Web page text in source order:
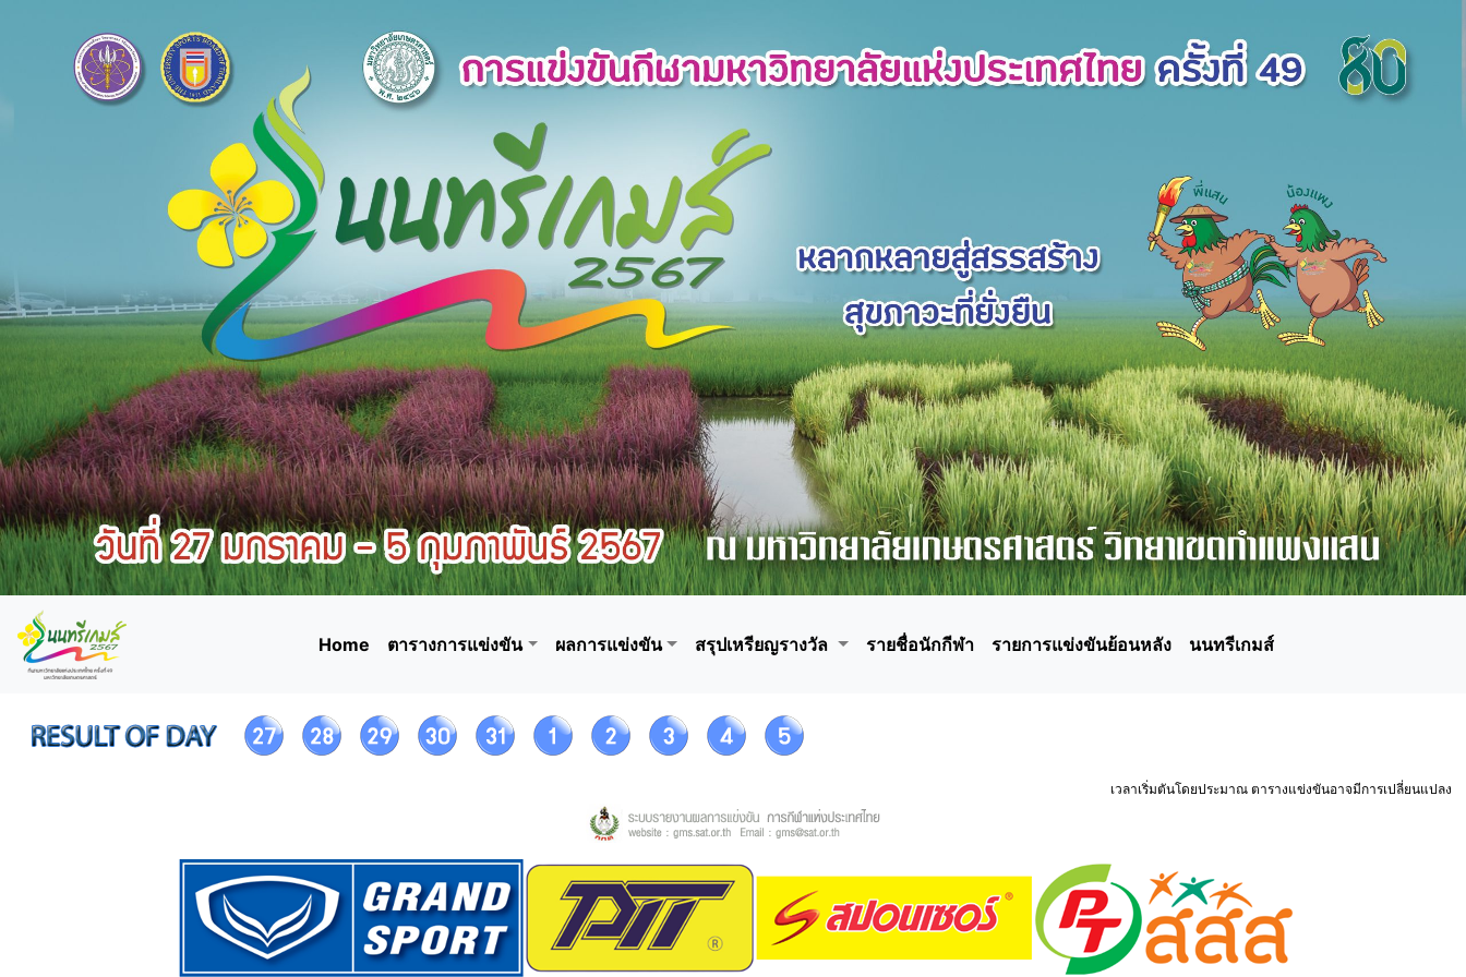
Home ตารางการแข่งขัน ผลการแข่งขัน สรุปเหรียญรางวัล รายชื่อนักกีฬา รายการแข่งขันย้อนหลัง นนทรีเกมส์
เวลาเริ่มตันโดยประมาณ ตารางแข่งขันอาจมีการเปลี่ยนแปลง